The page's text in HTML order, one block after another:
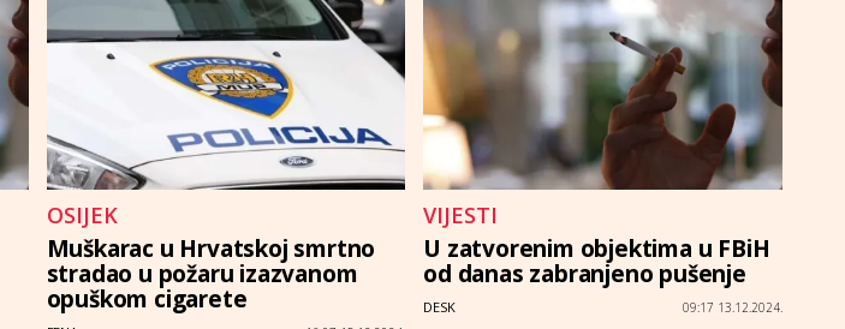
OSIJEK
Muškarac u Hrvatskoj smrtno
stradao u požaru izazvanom
opuškom cigarete
VIJESTI
U zatvorenim objektima u FBiH
od danas zabranjeno pušenje
DESK 09:17 13.12.2024.